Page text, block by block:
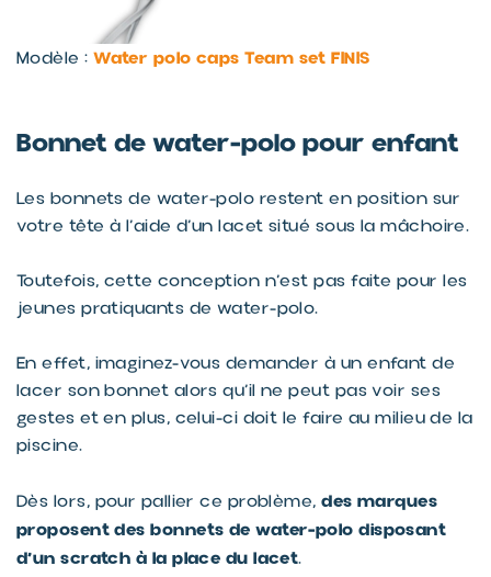
Modèle :Water polo caps Team set FINIS
Bonnet de water-polo pour enfant
Les bonnets de water-polo restent en position sur
votre tête à l’aide d’un lacet situé sous la mâchoire.
Toutefois, cette conception n’est pas faite pour les
jeunes pratiquants de water-polo.
En effet, imaginez-vous demander à un enfant de
lacer son bonnet alors qu’il ne peut pas voir ses
gestes et en plus, celui-ci doit le faire au milieu de la
piscine.
Dès lors, pour pallier ce problème,des marques
proposent des bonnets de water-polo disposant
d’un scratch à la place du lacet.